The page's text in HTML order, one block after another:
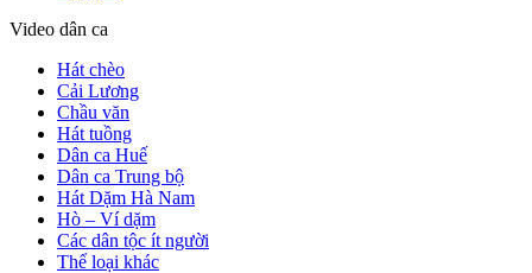
Video dân ca
Hát chèo
Cải Lương
Chầu văn
Hát tuồng
Dân ca Huế
Dân ca Trung bộ
Hát Dặm Hà Nam
Hò – Ví dặm
Các dân tộc ít người
Thể loại khác